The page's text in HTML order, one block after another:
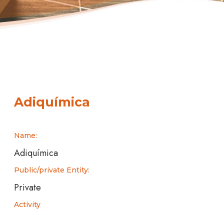
Adiquímica
Name:
Adiquímica
Public/private Entity:
Private
Activity